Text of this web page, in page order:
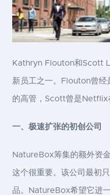
Kathryn Flouton和Scott
新员工之一。Flouton曾
的高管，Scott曾是Netflix
一、极速扩张的初创公司
NatureBox筹集的额外资
这个很重要。该公司最初
品。NatureBox希望它进